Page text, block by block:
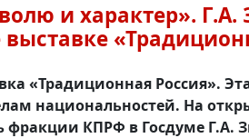
и характер». Г.А.
«Традиционная Россия».
национальностей. На
фракции КПРФ в Госдуме Г.А.